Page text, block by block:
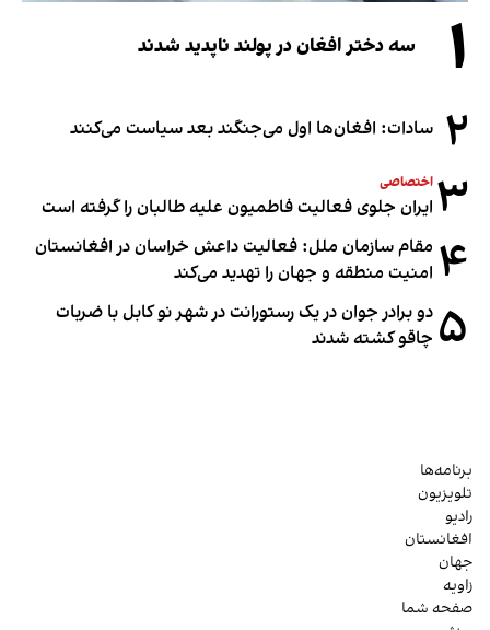
۱ سه دختر افغان در پولند ناپدید شدند
۲ سادات: افغان‌ها اول می‌جنگند بعد سیاست می‌کنند
۳ اختصاصی
ایران جلوی فعالیت فاطمیون علیه طالبان را گرفته است
۴ مقام سازمان ملل: فعالیت داعش خراسان در افغانستان
امنیت منطقه و جهان را تهدید می‌کند
۵ دو برادر جوان در یک رستورانت در شهر نو کابل با ضربات
چاقو کشته شدند
برنامه‌ها
تلویزیون
رادیو
افغانستان
جهان
زاویه
صفحه شما